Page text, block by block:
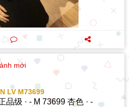
mới
LV M73699
品级 · - M 73699 杏色 · -